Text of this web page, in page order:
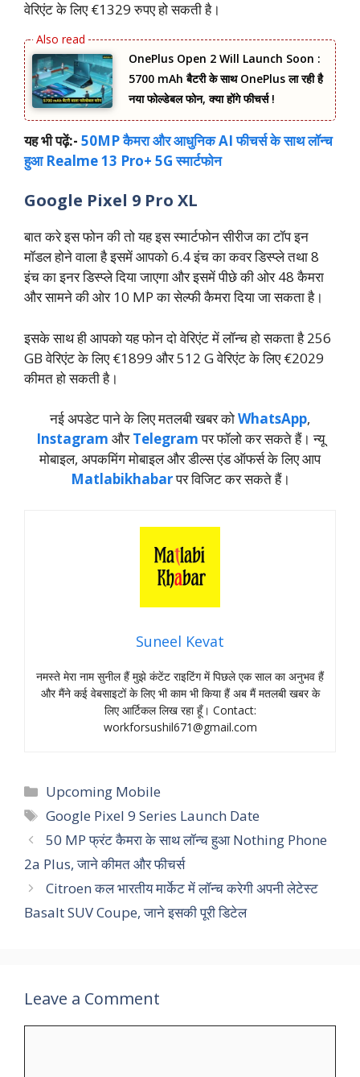
वेरिएंट के लिए €1329 रुपए हो सकती है।
OnePlus Open 2 Will Launch Soon :
5700 mAh बैटरी के साथ OnePlus ला रही है
नया फोल्डेबल फोन, क्या होंगे फीचर्स !
यह भी पढ़ें:- 50MP कैमरा और आधुनिक AI फीचर्स के साथ लॉन्‍च
हुआ Realme 13 Pro+ 5G स्‍मार्टफोन
Google Pixel 9 Pro XL
बात करे इस फोन की तो यह इस स्मार्टफोन सीरीज का टॉप इन
मॉडल होने वाला है इसमें आपको 6.4 इंच का कवर डिस्प्ले तथा 8
इंच का इनर डिस्प्ले दिया जाएगा और इसमें पीछे की ओर 48 कैमरा
और सामने की ओर 10 MP का सेल्फी कैमरा दिया जा सकता है।
इसके साथ ही आपको यह फोन दो वेरिएंट में लॉन्च हो सकता है 256
GB वेरिएंट के लिए €1899 और 512 G वेरिएंट के लिए €2029
कीमत हो सकती है।
नई अपडेट पाने के लिए मतलबी खबर कोWhatsApp,
Instagram औरTelegramपर फॉलो कर सकते हैं। न्‍यू
मोबाइल, अपकमिंग मोबाइल और डील्‍स एंड ऑफर्स के लिए आप
Matlabikhabarपर विजिट कर सकते हैं।
Suneel Kevat
नमस्‍ते मेरा नाम सुनील हैं मुझे कंटेंट राइटिंग में पिछले एक साल का अनुभव हैं
और मैंने कई वेबसाइटों के लिए भी काम भी किया हैं अब मैं मतलबी खबर के
लिए आर्टिकल लिख रहा हूँ। Contact:
workforsushil671@gmail.com
Categories
Upcoming Mobile
Tags
Google Pixel 9 Series Launch Date
50 MP फ्रंट कैमरा के साथ लॉन्च हुआ Nothing Phone
2a Plus, जाने कीमत और फीचर्स
Citroen कल भारतीय मार्केट में लॉन्च करेगी अपनी लेटेस्ट
Basalt SUV Coupe, जाने इसकी पूरी डिटेल
Leave a Comment